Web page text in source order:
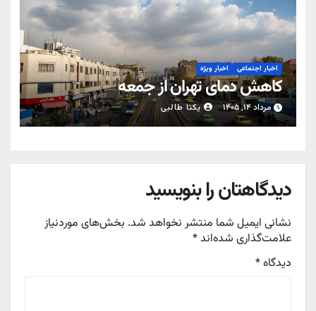
اخبار اجتماعی اخبار ویژه
کاهش دمای تهران از جمعه
مرداد ۱۴, ۱۴۰۵ یکتا طالبی
دیدگاهتان را بنویسید
نشانی ایمیل شما منتشر نخواهد شد. بخش‌های موردنیاز
علامت‌گذاری شده‌اند*
دیدگاه*